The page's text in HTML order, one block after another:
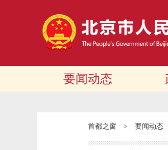
要闻动态
首都之窗 > 要闻动态